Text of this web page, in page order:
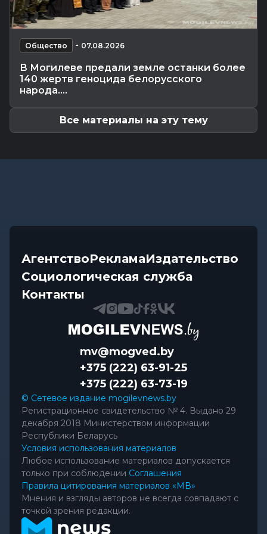
Общество 07.08.2026 13:46
В УСК по Могилевской области — новый
начальник
Происшествия -07.08.2026 12:43
автомобиль, чтобы покататься
Общество 07.08.2026 12:34
Погода на выходные в Могилевской области:
Общество - 07.08.2026
В Могилеве предали земле останки более
140 жертв геноцида белорусского
народа....
Все материалы на эту тему
АгентствоРекламаИздательство
Социологическая служба
Контакты
mv@mogved.by
+375 (222) 63-91-25
+375 (222) 63-73-19
© Сетевое издание mogilevnews.by
Регистрационное свидетельство № 4. Выдано 29
декабря 2018 Министерством информации
Республики Беларусь
Условия использования материалов
Любое использование материалов допускается
только при соблюдении Соглашения
Правила цитирования материалов «МВ»
Мнения и взгляды авторов не всегда совпадают с
точкой зрения редакции.